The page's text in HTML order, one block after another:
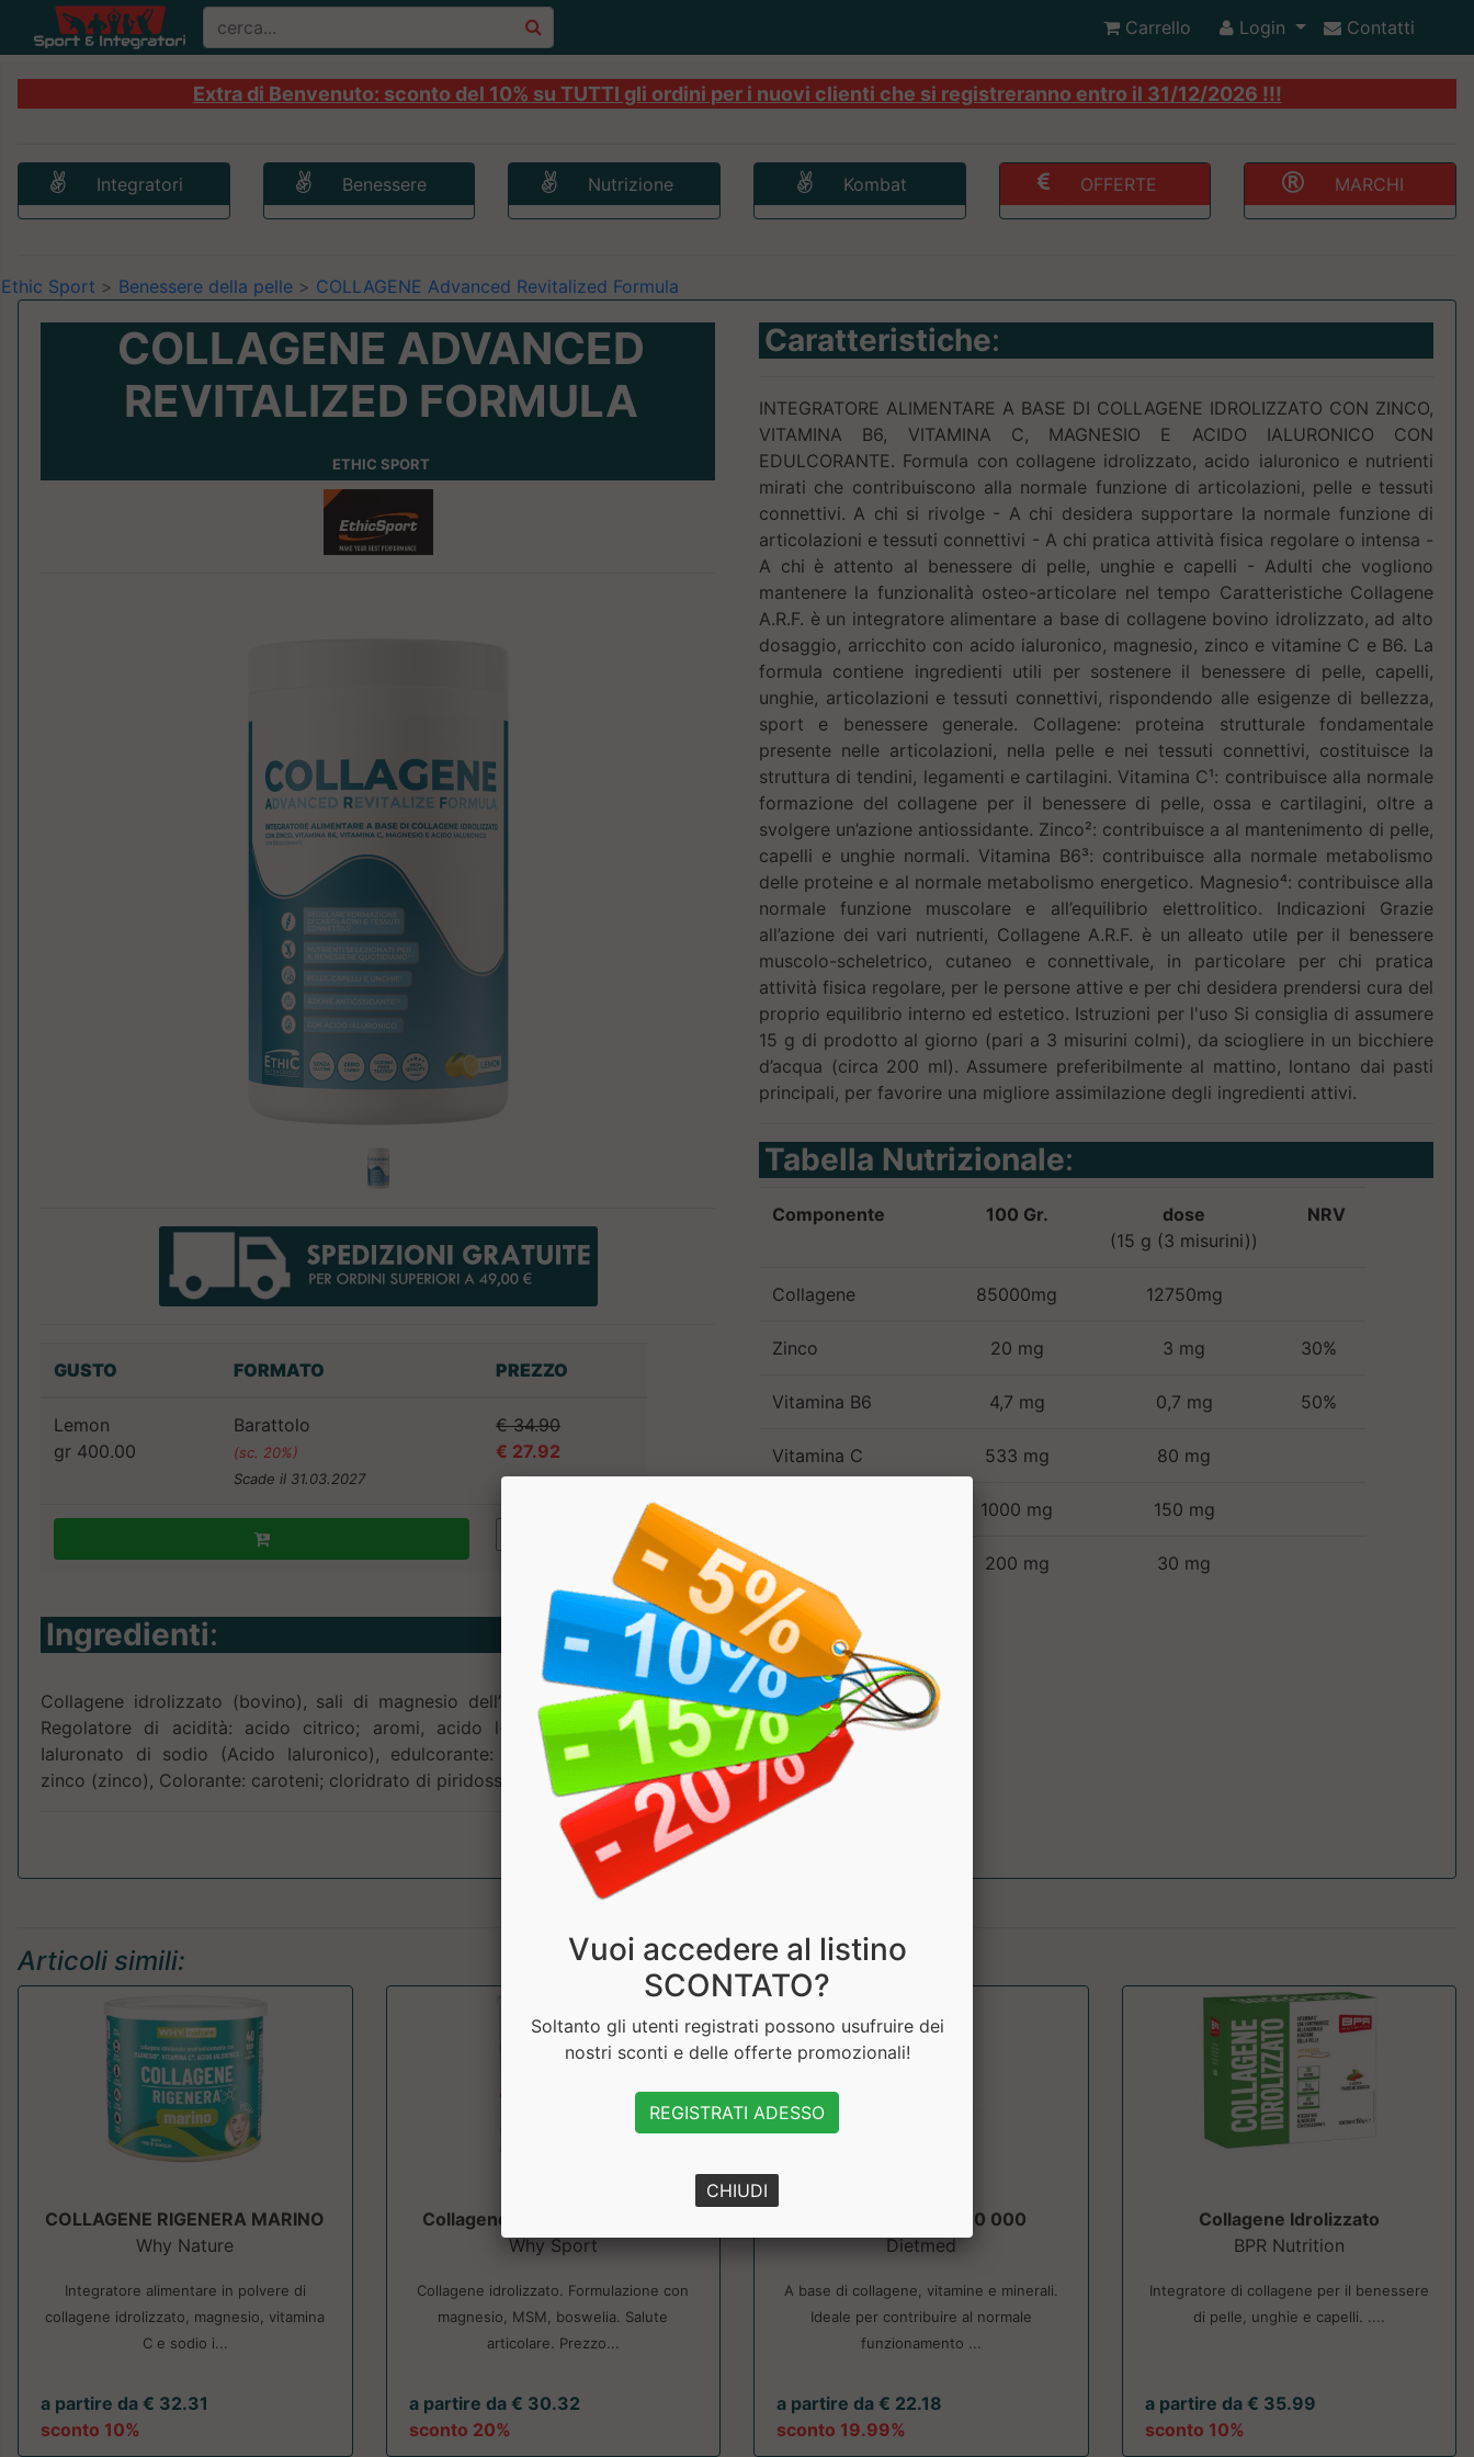
Carrello Login Contatti
Extra di Benvenuto: sconto del 10% su TUTTI gli ordini per i nuovi clienti che si registreranno entro il 31/12/2026 !!!
Integratori Benessere Nutrizione Kombat OFFERTE MARCHI
Ethic Sport > Benessere della pelle > COLLAGENE Advanced Revitalized Formula
COLLAGENE ADVANCED
REVITALIZED FORMULA
ETHIC SPORT
GUSTO FORMATO PREZZO
Lemon
gr 400.00
Barattolo
(sc. 20%)
Scade il 31.03.2027
€ 34.90
€ 27.92
Ingredienti:
Collagene idrolizzato (bovino), sali di magnesio dell’acido citrico (magnesio),
Regolatore di acidità: acido citrico; aromi, acido l-ascorbico (vitamina C),
Ialuronato di sodio (Acido Ialuronico), edulcorante: sucralosio; picolinato di
zinco (zinco), Colorante: caroteni; cloridrato di piridossina (Vitamina B6)
Caratteristiche:
INTEGRATORE ALIMENTARE A BASE DI COLLAGENE IDROLIZZATO CON ZINCO,
VITAMINA B6, VITAMINA C, MAGNESIO E ACIDO IALURONICO CON
EDULCORANTE. Formula con collagene idrolizzato, acido ialuronico e nutrienti
mirati che contribuiscono alla normale funzione di articolazioni, pelle e tessuti
connettivi. A chi si rivolge - A chi desidera supportare la normale funzione di
articolazioni e tessuti connettivi - A chi pratica attività fisica regolare o intensa -
A chi è attento al benessere di pelle, unghie e capelli - Adulti che vogliono
mantenere la funzionalità osteo-articolare nel tempo Caratteristiche Collagene
A.R.F. è un integratore alimentare a base di collagene bovino idrolizzato, ad alto
dosaggio, arricchito con acido ialuronico, magnesio, zinco e vitamine C e B6. La
formula contiene ingredienti utili per sostenere il benessere di pelle, capelli,
unghie, articolazioni e tessuti connettivi, rispondendo alle esigenze di bellezza,
sport e benessere generale. Collagene: proteina strutturale fondamentale
presente nelle articolazioni, nella pelle e nei tessuti connettivi, costituisce la
struttura di tendini, legamenti e cartilagini. Vitamina C¹: contribuisce alla normale
formazione del collagene per il benessere di pelle, ossa e cartilagini, oltre a
svolgere un’azione antiossidante. Zinco²: contribuisce a al mantenimento di pelle,
capelli e unghie normali. Vitamina B6³: contribuisce alla normale metabolismo
delle proteine e al normale metabolismo energetico. Magnesio⁴: contribuisce alla
normale funzione muscolare e all’equilibrio elettrolitico. Indicazioni Grazie
all’azione dei vari nutrienti, Collagene A.R.F. è un alleato utile per il benessere
muscolo-scheletrico, cutaneo e connettivale, in particolare per chi pratica
attività fisica regolare, per le persone attive e per chi desidera prendersi cura del
proprio equilibrio interno ed estetico. Istruzioni per l'uso Si consiglia di assumere
15 g di prodotto al giorno (pari a 3 misurini colmi), da sciogliere in un bicchiere
d’acqua (circa 200 ml). Assumere preferibilmente al mattino, lontano dai pasti
principali, per favorire una migliore assimilazione degli ingredienti attivi.
Tabella Nutrizionale:
Componente 100 Gr.
dose
(15 g (3 misurini))
NRV
Collagene 85000mg 12750mg
Zinco 20 mg 3 mg 30%
Vitamina B6 4,7 mg 0,7 mg 50%
Vitamina C 533 mg 80 mg
1000 mg 150 mg
Sodio Ialuronato 200 mg 30 mg
Articoli simili:
COLLAGENE RIGENERA MARINO
Why Nature
Integratore alimentare in polvere di
collagene idrolizzato, magnesio, vitamina
C e sodio i...
a partire da € 32.31
sconto 10%
Collagene Rigenera - Articolar
Why Sport
Collagene idrolizzato. Formulazione con
magnesio, MSM, boswelia. Salute
articolare. Prezzo...
a partire da € 30.32
sconto 20%
Collaforce Super 10 000
Dietmed
A base di collagene, vitamine e minerali.
Ideale per contribuire al normale
funzionamento ...
a partire da € 22.18
sconto 19.99%
Collagene Idrolizzato
BPR Nutrition
Integratore di collagene per il benessere
di pelle, unghie e capelli. ....
a partire da € 35.99
sconto 10%
Vuoi accedere al listino
SCONTATO?
Soltanto gli utenti registrati possono usufruire dei
nostri sconti e delle offerte promozionali!
REGISTRATI ADESSO
CHIUDI